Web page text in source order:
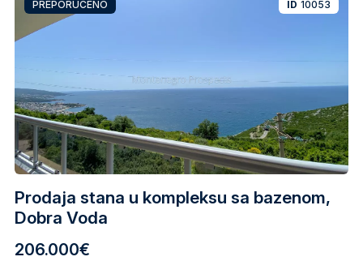
Prodaja stana u kompleksu sa bazenom,
Dobra Voda
PREPORUČENO ID 10053
206.000€